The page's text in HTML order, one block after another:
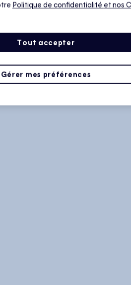
Politique de confidentialité et nos
Tout accepter
Gérer mes préférences